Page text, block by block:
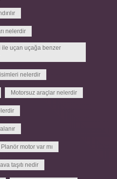
nelerdir
ile uçan uçağa benzer
isimleri nelerdir
Motorsuz araçlar nelerdir
Planör motor var mı
taşıtı nedir